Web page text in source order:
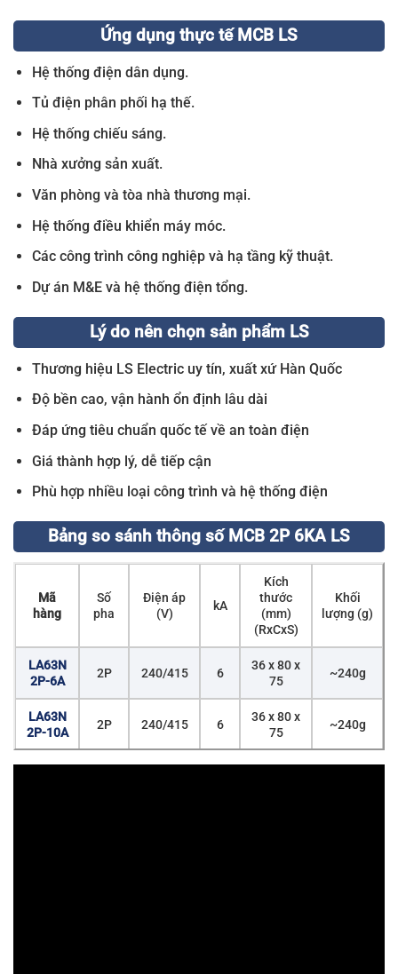
Ứng dụng thực tế MCB LS
Hệ thống điện dân dụng.
Tủ điện phân phối hạ thế.
Hệ thống chiếu sáng.
Nhà xưởng sản xuất.
Văn phòng và tòa nhà thương mại.
Hệ thống điều khiển máy móc.
Các công trình công nghiệp và hạ tầng kỹ thuật.
Dự án M&E và hệ thống điện tổng.
Lý do nên chọn sản phẩm LS
Thương hiệu LS Electric uy tín, xuất xứ Hàn Quốc
Độ bền cao, vận hành ổn định lâu dài
Đáp ứng tiêu chuẩn quốc tế về an toàn điện
Giá thành hợp lý, dễ tiếp cận
Phù hợp nhiều loại công trình và hệ thống điện
Bảng so sánh thông số MCB 2P 6KA LS
Mã
hàng
Số
pha
Điện áp
(V)
kA
Kích
thước
(mm)
(RxCxS)
Khối
lượng (g)
LA63N
2P-6A
2P 240/415 6
36 x 80 x
75
~240g
LA63N
2P-10A
2P 240/415 6
36 x 80 x
75
~240g
LA63N
36 x 80 x